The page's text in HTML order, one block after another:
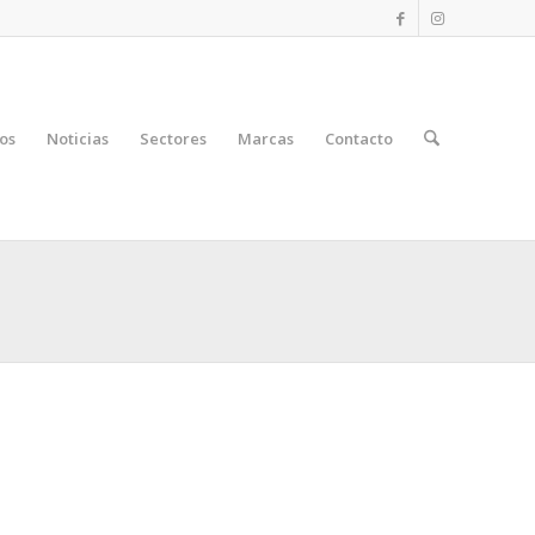
Noticias Sectores Marcas Contacto